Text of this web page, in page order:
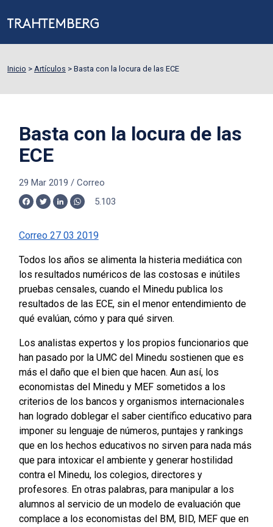
Inicio > Artículos > Basta con la locura de las ECE
Basta con la locura de las
ECE
29 Mar 2019 / Correo
Facebook
TwitterLinkedInWhatsApp
5.103
Correo 27 03 2019
Todos los años se alimenta la histeria mediática con
los resultados numéricos de las costosas e inútiles
pruebas censales, cuando el Minedu publica los
resultados de las ECE, sin el menor entendimiento de
qué evalúan, cómo y para qué sirven.
Los analistas expertos y los propios funcionarios que
han pasado por la UMC del Minedu sostienen que es
más el daño que el bien que hacen. Aun así, los
economistas del Minedu y MEF sometidos a los
criterios de los bancos y organismos internacionales
han logrado doblegar el saber científico educativo para
imponer su lenguaje de números, puntajes y rankings
que en los hechos educativos no sirven para nada más
que para intoxicar el ambiente y generar hostilidad
contra el Minedu, los colegios, directores y
profesores. En otras palabras, para manipular a los
alumnos al servicio de un modelo de evaluación que
complace a los economistas del BM, BID, MEF que en